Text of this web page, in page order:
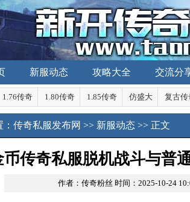
新服动态 攻略大全 交流分
1.76传奇 1.80传奇 1.85传奇 仿盛大 复古传
传奇私服发布网 >> 新服动态 >> 正文
币传奇私服脱机战斗与普
效利用脱机模式
作者：传奇粉丝 时间：2025-10-24